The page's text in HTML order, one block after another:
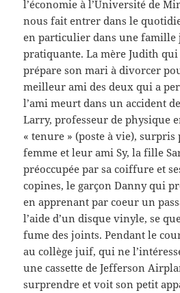
l’économie à l’Université de
nous fait entrer dans le
en particulier dans une famille
pratiquante. La mère Judith qui
prépare son mari à divorcer
meilleur ami des deux qui a
l’ami meurt dans un accident
Larry, professeur de physique
« tenure » (poste à vie), surpris
femme et leur ami Sy, la fille
préoccupée par sa coiffure et
copines, le garçon Danny qui
en apprenant par coeur un
l’aide d’un disque vinyle, se
fume des joints. Pendant le
au collège juif, qui ne
une cassette de Jefferson
surprendre et voit son petit